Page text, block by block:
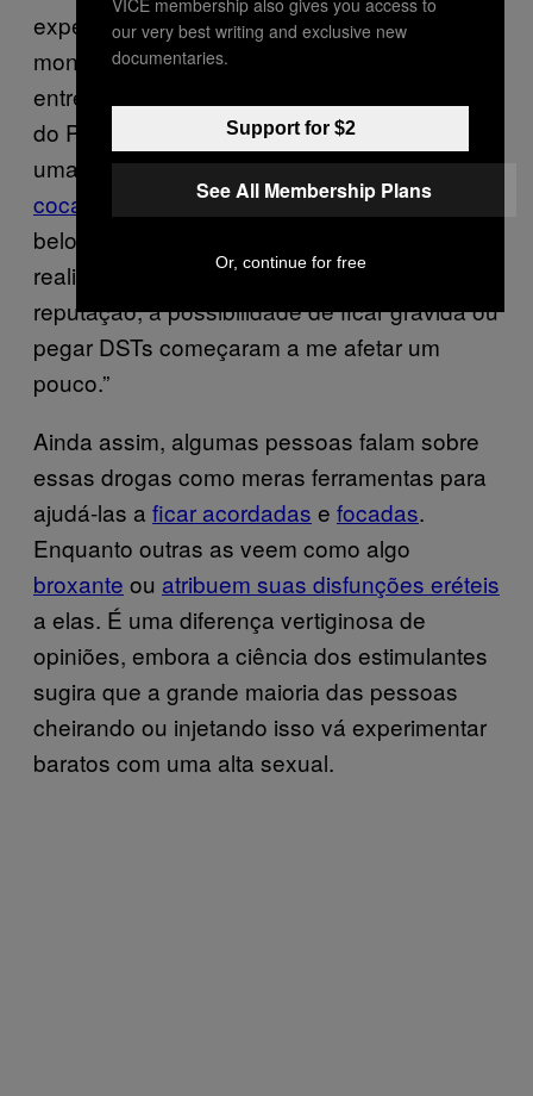
experiências de sexo fora das relações
monogâmicas comuns. Uma das
entrevistadas, “Aslan”, uma mulher casada
do Panamá, escreveu sobre um encontro de
uma noite recente com sexo usando
cocaína
: “Foi sexo cru e audacioso com um
belo estranho. Foi quase surreal. Depois, a
realidade dos efeitos disso na minha
reputação, a possibilidade de ficar grávida ou
pegar DSTs começaram a me afetar um
pouco.”
Ainda assim, algumas pessoas falam sobre
essas drogas como meras ferramentas para
ajudá-las a ficar acordadas e focadas.
Enquanto outras as veem como algo
broxante ou atribuem suas disfunções eréteis
a elas. É uma diferença vertiginosa de
opiniões, embora a ciência dos estimulantes
sugira que a grande maioria das pessoas
cheirando ou injetando isso vá experimentar
baratos com uma alta sexual.
our very best writing and exclusive new
documentaries.
Support for $2
See All Membership Plans
Or, continue for free